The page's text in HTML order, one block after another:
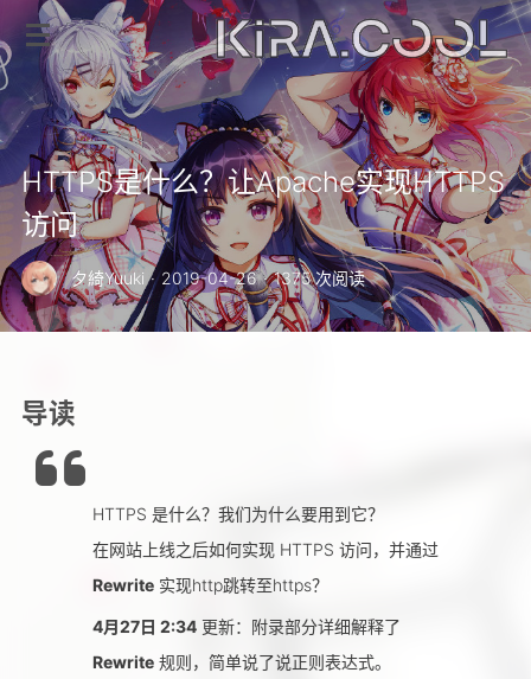
HTTPS是什么？让Apache实现HTTPS
访问
夕綺Yuuki · 2019-04-26 · 1375 次阅读
导读
HTTPS 是什么？我们为什么要用到它？
在网站上线之后如何实现 HTTPS 访问，并通过
Rewrite实现http跳转至https？
4月27日 2:34更新：附录部分详细解释了
Rewrite规则，简单说了说正则表达式。